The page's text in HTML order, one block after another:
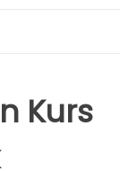
Kurs